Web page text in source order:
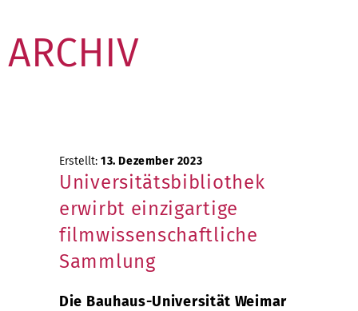
ARCHIV
Erstellt: 13. Dezember 2023
Universitätsbibliothek
erwirbt einzigartige
filmwissenschaftliche
Sammlung
Die Bauhaus-Universität Weimar